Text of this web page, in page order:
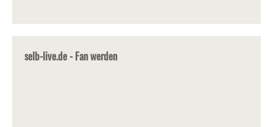
selb-live.de - Fan werden